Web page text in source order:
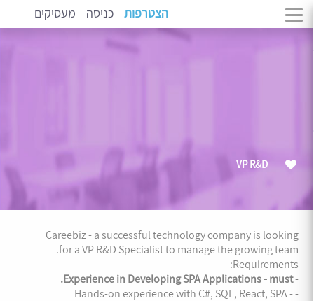
הצטרפות כניסה מעסיקים
VP R&D
Careebiz - a successful technology company is looking
for a VP R&D Specialist to manage the growing team.
Requirements
:
-
Experience in Developing SPA Applications - must.
- Hands-on experience with C#, SQL, React, SPA -